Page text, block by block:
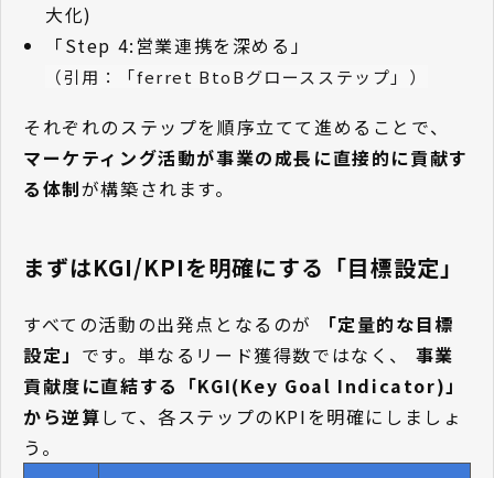
大化)
「Step 4:営業連携を深める」
（引用：「ferret BtoBグロースステップ」）
それぞれのステップを順序立てて進めることで、
マーケティング活動が事業の成長に直接的に貢献す
る体制が構築されます。
まずはKGI/KPIを明確にする「目標設定」
すべての活動の出発点となるのが
「定量的な目標
設定」 です。単なるリード獲得数ではなく、 事業
貢献度に直結する「KGI(Key Goal Indicator)」
から逆算して、各ステップのKPIを明確にしましょ
う。